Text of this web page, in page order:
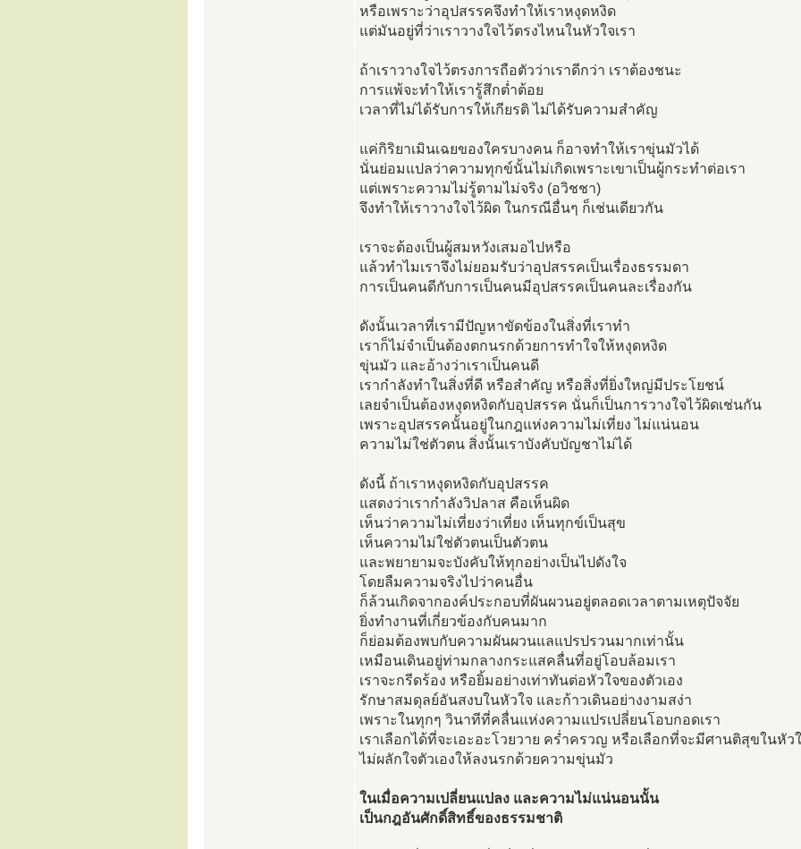
หรือเพราะว่าอุปสรรคจึงทำให้เราหงุดหงิด
แต่มันอยู่ที่ว่าเราวางใจไว้ตรงไหนในหัวใจเรา
ถ้าเราวางใจไว้ตรงการถือตัวว่าเราดีกว่า เราต้องชนะ
การแพ้จะทำให้เรารู้สึกต่ำต้อย
เวลาที่ไม่ได้รับการให้เกียรติ ไม่ได้รับความสำคัญ
แค่กิริยาเมินเฉยของใครบางคน ก็อาจทำให้เราขุ่นมัวได้
นั่นย่อมแปลว่าความทุกข์นั้นไม่เกิดเพราะเขาเป็นผู้กระทำต่อเรา
แต่เพราะความไม่รู้ตามไม่จริง (อวิชชา)
จึงทำให้เราวางใจไว้ผิด ในกรณีอื่นๆ ก็เช่นเดียวกัน
เราจะต้องเป็นผู้สมหวังเสมอไปหรือ
แล้วทำไมเราจึงไม่ยอมรับว่าอุปสรรคเป็นเรื่องธรรมดา
การเป็นคนดีกับการเป็นคนมีอุปสรรคเป็นคนละเรื่องกัน
ดังนั้นเวลาที่เรามีปัญหาขัดข้องในสิ่งที่เราทำ
เราก็ไม่จำเป็นต้องตกนรกด้วยการทำใจให้หงุดหงิด
ขุ่นมัว และอ้างว่าเราเป็นคนดี
เรากำลังทำในสิ่งที่ดี หรือสำคัญ หรือสิ่งที่ยิ่งใหญ่มีประโยชน์
เลยจำเป็นต้องหงุดหงิดกับอุปสรรค นั่นก็เป็นการวางใจไว้ผิดเช่นกัน
เพราะอุปสรรคนั้นอยู่ในกฎแห่งความไม่เที่ยง ไม่แน่นอน
ความไม่ใช่ตัวตน สิ่งนั้นเราบังคับบัญชาไม่ได้
ดังนี้ ถ้าเราหงุดหงิดกับอุปสรรค
แสดงว่าเรากำลังวิปลาส คือเห็นผิด
เห็นว่าความไม่เที่ยงว่าเที่ยง เห็นทุกข์เป็นสุข
เห็นความไม่ใช่ตัวตนเป็นตัวตน
และพยายามจะบังคับให้ทุกอย่างเป็นไปดังใจ
โดยลืมความจริงไปว่าคนอื่น
ก็ล้วนเกิดจากองค์ประกอบที่ผันผวนอยู่ตลอดเวลาตามเหตุปัจจัย
ยิ่งทำงานที่เกี่ยวข้องกับคนมาก
ก็ย่อมต้องพบกับความผันผวนแลแปรปรวนมากเท่านั้น
เหมือนเดินอยู่ท่ามกลางกระแสคลื่นที่อยู่โอบล้อมเรา
เราจะกรีดร้อง หรือยิ้มอย่างเท่าทันต่อหัวใจของตัวเอง
รักษาสมดุลย์อันสงบในหัวใจ และก้าวเดินอย่างงามสง่า
เพราะในทุกๆ วินาทีที่คลื่นแห่งความแปรเปลี่ยนโอบกอดเรา
เราเลือกได้ที่จะเอะอะโวยวาย คร่ำครวญ หรือเลือกที่จะมีศานติสุขในหัว
ไม่ผลักใจตัวเองให้ลงนรกด้วยความขุ่นมัว
ในเมื่อความเปลี่ยนแปลง และความไม่แน่นอนนั้น
เป็นกฎอันศักดิ์สิทธิ์ของธรรมชาติ